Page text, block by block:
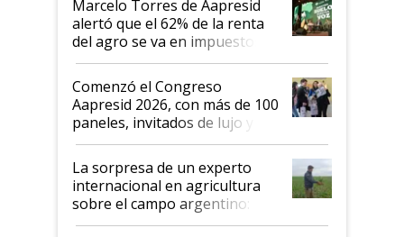
Marcelo Torres de Aapresid
alertó que el 62% de la renta
del agro se va en impuestos:
"No es bueno que en
Argentina se sigan discutiendo
las mismas cosas de hace 50
años"
Comenzó el Congreso
Aapresid 2026, con más de 100
paneles, invitados de lujo y
todas las tendencias
La sorpresa de un experto
internacional en agricultura
sobre el campo argentino:
"Estoy muy impresionado"